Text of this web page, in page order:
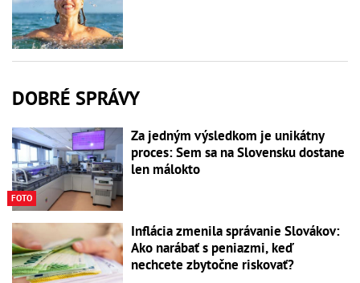
DOBRÉ SPRÁVY
FOTO
Za jedným výsledkom je unikátny
proces: Sem sa na Slovensku dostane
len málokto
Inflácia zmenila správanie Slovákov:
Ako narábať s peniazmi, keď
nechcete zbytočne riskovať?